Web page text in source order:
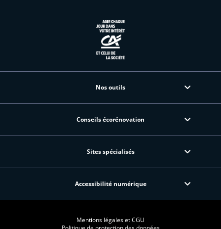
Nos outils
Conseils écorénovation
Sites spécialisés
Accessibilité numérique
Mentions légales et CGU